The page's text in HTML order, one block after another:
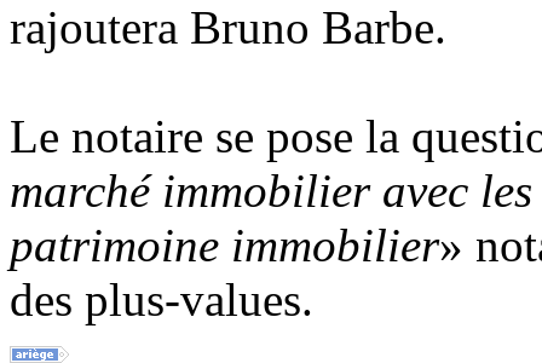
rajoutera Bruno Barbe.
Le notaire se pose la
marché immobilier avec
patrimoine immobilier»
des plus-values.